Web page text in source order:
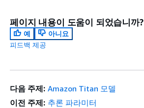
페이지 내용이 도움이 되었습니까?
예
아니요
피드백 제공
다음 주제: Amazon Titan 모델
이전 주제: 추론 파라미터